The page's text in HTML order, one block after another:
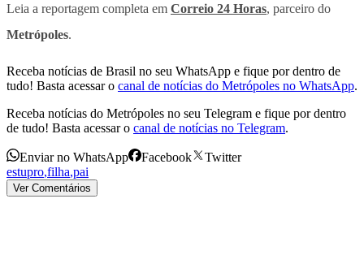
Leia a reportagem completa em Correio 24 Horas, parceiro do
Metrópoles.
Receba notícias de Brasil no seu WhatsApp e fique por dentro de
tudo! Basta acessar o canal de notícias do Metrópoles no WhatsApp.
Receba notícias do Metrópoles no seu Telegram e fique por dentro
de tudo! Basta acessar o canal de notícias no Telegram.
Enviar no WhatsApp Facebook
Twitter
estupro,filha,pai
Ver Comentários